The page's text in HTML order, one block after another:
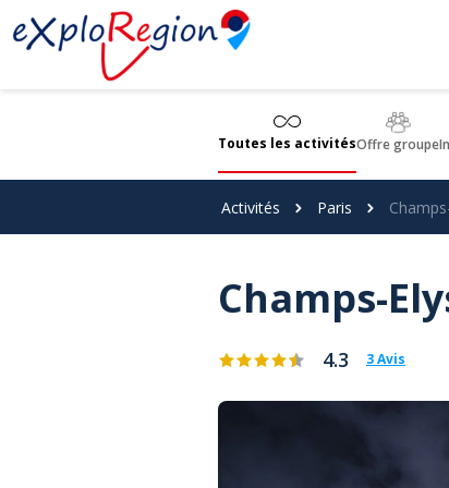
Panneau de gestion des cookies
Toutes les activitésOffre groupe
Activités Paris
Champs-
4.3 3 Avis